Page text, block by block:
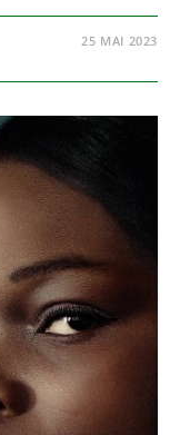
25 MAI 2023